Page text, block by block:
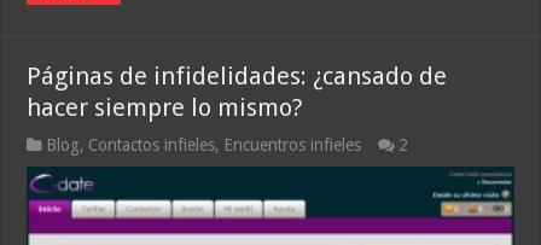
Páginas de infidelidades: ¿cansado de
hacer siempre lo mismo?
Blog, Contactos infieles, Encuentros infieles 2